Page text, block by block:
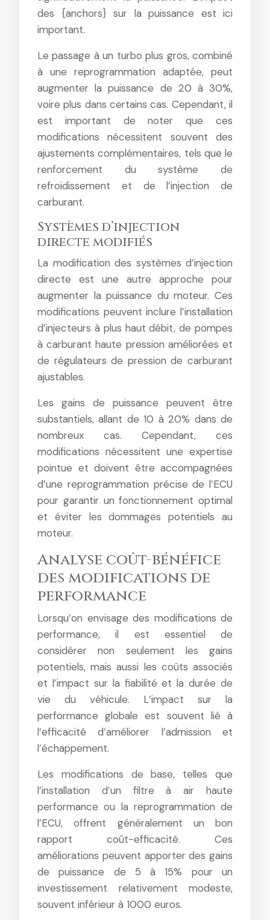
des {anchors} sur la puissance est ici
important.
Le passage à un turbo plus gros, combiné
à une reprogrammation adaptée, peut
augmenter la puissance de 20 à 30%,
voire plus dans certains cas. Cependant, il
est important de noter que ces
modifications nécessitent souvent des
ajustements complémentaires, tels que le
renforcement du système de
refroidissement et de l’injection de
carburant.
Systèmes d’injection
directe modifiés
La modification des systèmes d’injection
directe est une autre approche pour
augmenter la puissance du moteur. Ces
modifications peuvent inclure l’installation
d’injecteurs à plus haut débit, de pompes
à carburant haute pression améliorées et
de régulateurs de pression de carburant
ajustables.
Les gains de puissance peuvent être
substantiels, allant de 10 à 20% dans de
nombreux cas. Cependant, ces
modifications nécessitent une expertise
pointue et doivent être accompagnées
d’une reprogrammation précise de l’ECU
pour garantir un fonctionnement optimal
et éviter les dommages potentiels au
moteur.
Analyse coût-bénéfice
des modifications de
performance
Lorsqu’on envisage des modifications de
performance, il est essentiel de
considérer non seulement les gains
potentiels, mais aussi les coûts associés
et l’impact sur la fiabilité et la durée de
vie du véhicule. L’impact sur la
performance globale est souvent lié à
l’efficacité d’améliorer l’admission et
l’échappement.
Les modifications de base, telles que
l’installation d’un filtre à air haute
performance ou la reprogrammation de
l’ECU, offrent généralement un bon
rapport coût-efficacité. Ces
améliorations peuvent apporter des gains
de puissance de 5 à 15% pour un
investissement relativement modeste,
souvent inférieur à 1000 euros.